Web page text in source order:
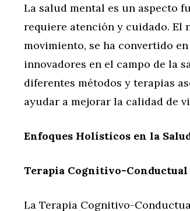
La salud mental es un aspecto
requiere atención y cuidado. El
movimiento, se ha convertido
innovadores en el campo de la
diferentes métodos y terapias
ayudar a mejorar la calidad de
Enfoques Holísticos en la
Terapia Cognitivo-Conductual
La Terapia Cognitivo-